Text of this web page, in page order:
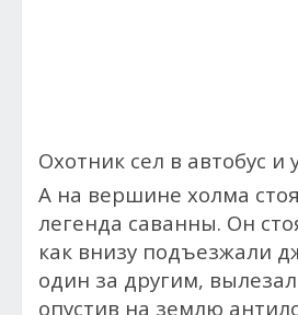
Охотник сел в автобус и
А на вершине холма
легенда саванны. Он
как внизу подъезжали
один за другим,
опустив на землю